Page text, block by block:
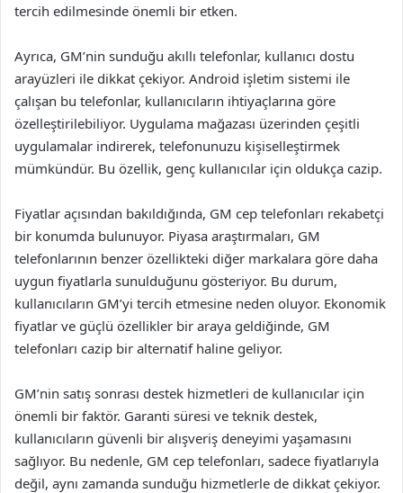
tercih edilmesinde önemli bir etken.
Ayrıca, GM’nin sunduğu akıllı telefonlar, kullanıcı dostu
arayüzleri ile dikkat çekiyor. Android işletim sistemi ile
çalışan bu telefonlar, kullanıcıların ihtiyaçlarına göre
özelleştirilebiliyor. Uygulama mağazası üzerinden çeşitli
uygulamalar indirerek, telefonunuzu kişiselleştirmek
mümkündür. Bu özellik, genç kullanıcılar için oldukça cazip.
Fiyatlar açısından bakıldığında, GM cep telefonları rekabetçi
bir konumda bulunuyor. Piyasa araştırmaları, GM
telefonlarının benzer özellikteki diğer markalara göre daha
uygun fiyatlarla sunulduğunu gösteriyor. Bu durum,
kullanıcıların GM’yi tercih etmesine neden oluyor. Ekonomik
fiyatlar ve güçlü özellikler bir araya geldiğinde, GM
telefonları cazip bir alternatif haline geliyor.
GM’nin satış sonrası destek hizmetleri de kullanıcılar için
önemli bir faktör. Garanti süresi ve teknik destek,
kullanıcıların güvenli bir alışveriş deneyimi yaşamasını
sağlıyor. Bu nedenle, GM cep telefonları, sadece fiyatlarıyla
değil, aynı zamanda sunduğu hizmetlerle de dikkat çekiyor.